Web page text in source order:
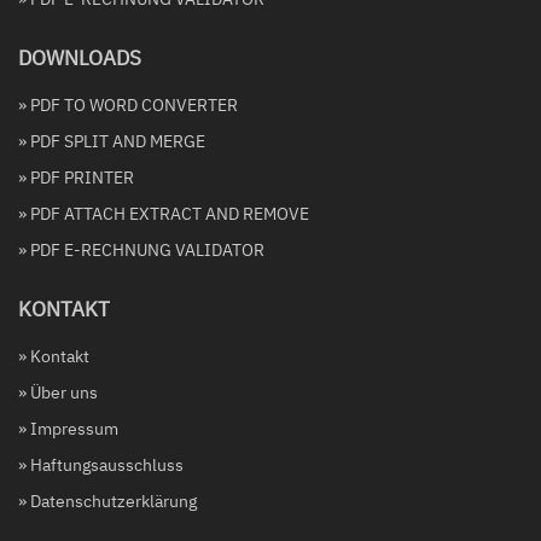
DOWNLOADS
» PDF TO WORD CONVERTER
» PDF SPLIT AND MERGE
» PDF PRINTER
» PDF ATTACH EXTRACT AND REMOVE
» PDF E-RECHNUNG VALIDATOR
KONTAKT
» Kontakt
» Über uns
» Impressum
» Haftungsausschluss
» Datenschutzerklärung